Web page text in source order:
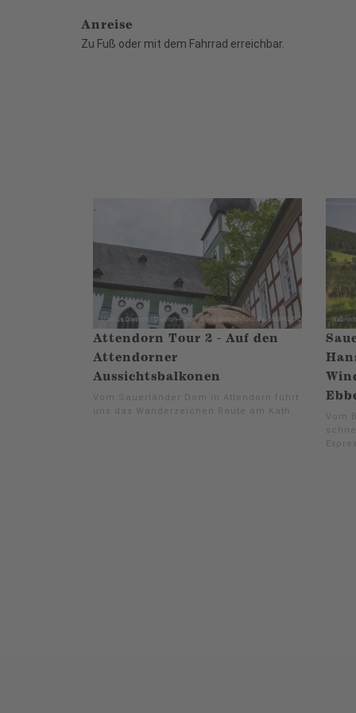
Anreise
Zu Fuß oder mit dem Fahrrad erreichbar.
Attendorn Tour 2 - Auf den
Attendorner
Aussichtsbalkonen
Vom Sauerländer Dom in Attendorn führt
uns das Wanderzeichen Raute am Kath.
Vom